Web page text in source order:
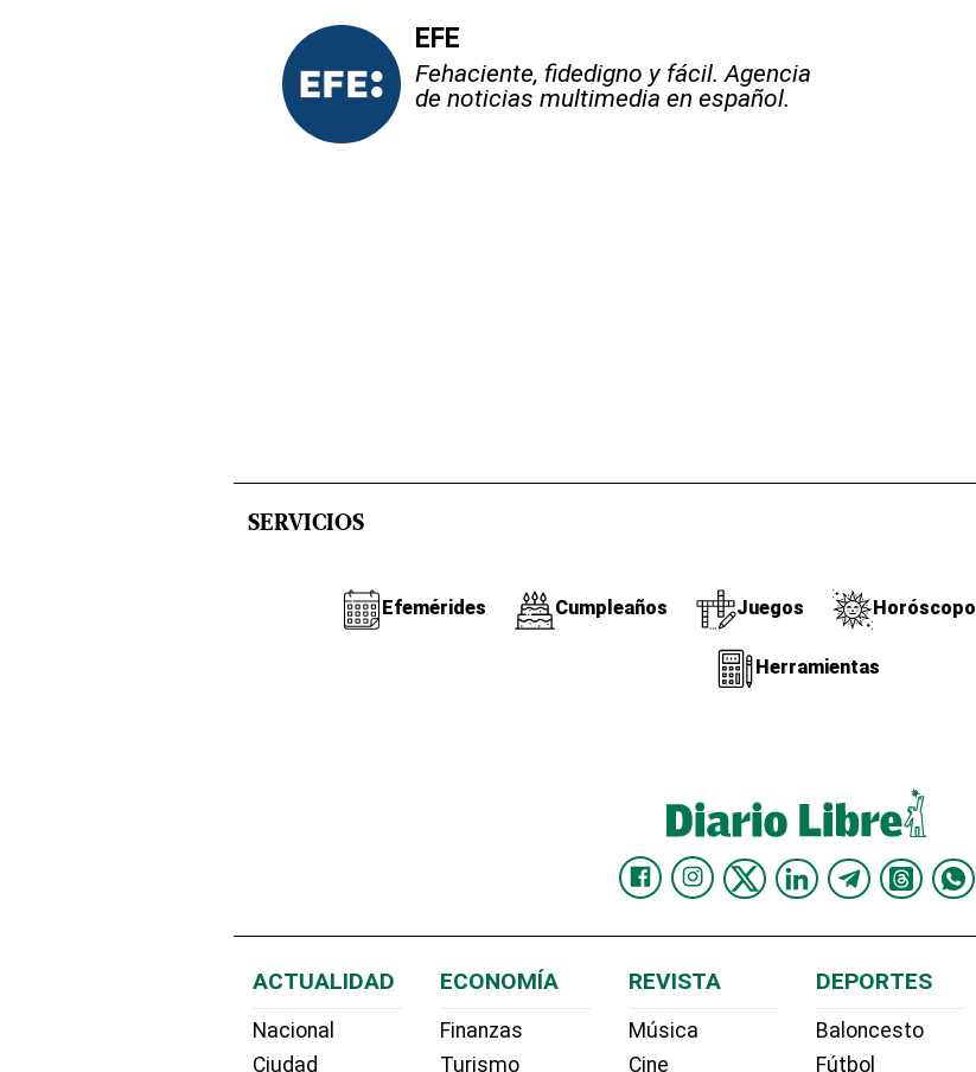
EFE
Fehaciente, fidedigno y fácil. Agencia
de noticias multimedia en español.
SERVICIOS
Efemérides Cumpleaños Juegos Horóscopo
Herramientas
ACTUALIDAD
Nacional
Ciudad
ECONOMÍA
Finanzas
Turismo
REVISTA
Música
Cine
DEPORTES
Baloncesto
Fútbol